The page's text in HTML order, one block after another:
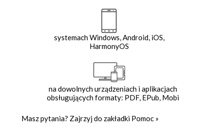
systemach Windows, Android, iOS,
HarmonyOS
na dowolnych urządzeniach i aplikacjach
obsługujących formaty: PDF, EPub, Mobi
Masz pytania? Zajrzyj do zakładki Pomoc »